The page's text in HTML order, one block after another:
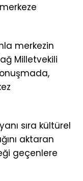
merkezin
Milletvekili
sıra kültürel
aktaran
geçenlere